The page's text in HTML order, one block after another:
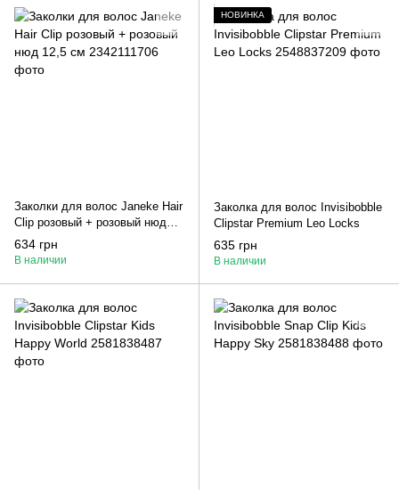
Заколки для волос Janeke Hair
Clip розовый + розовый нюд
12,5 см
634 грн
В наличии
НОВИНКА
Заколка для волос Invisibobble
Clipstar Premium Leo Locks
635 грн
В наличии